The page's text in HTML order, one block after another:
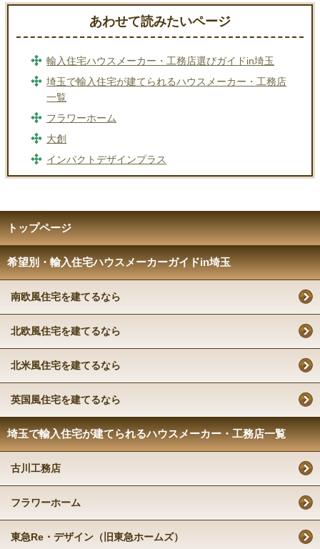
あわせて読みたいページ
輸入住宅ハウスメーカー・工務店選びガイドin埼玉
埼玉で輸入住宅が建てられるハウスメーカー・工務店
一覧
フラワーホーム
大創
インパクトデザインプラス
トップページ
希望別・輸入住宅ハウスメーカーガイドin埼玉
南欧風住宅を建てるなら
北欧風住宅を建てるなら
北米風住宅を建てるなら
英国風住宅を建てるなら
埼玉で輸入住宅が建てられるハウスメーカー・工務店一覧
古川工務店
フラワーホーム
東急Re・デザイン（旧東急ホームズ）